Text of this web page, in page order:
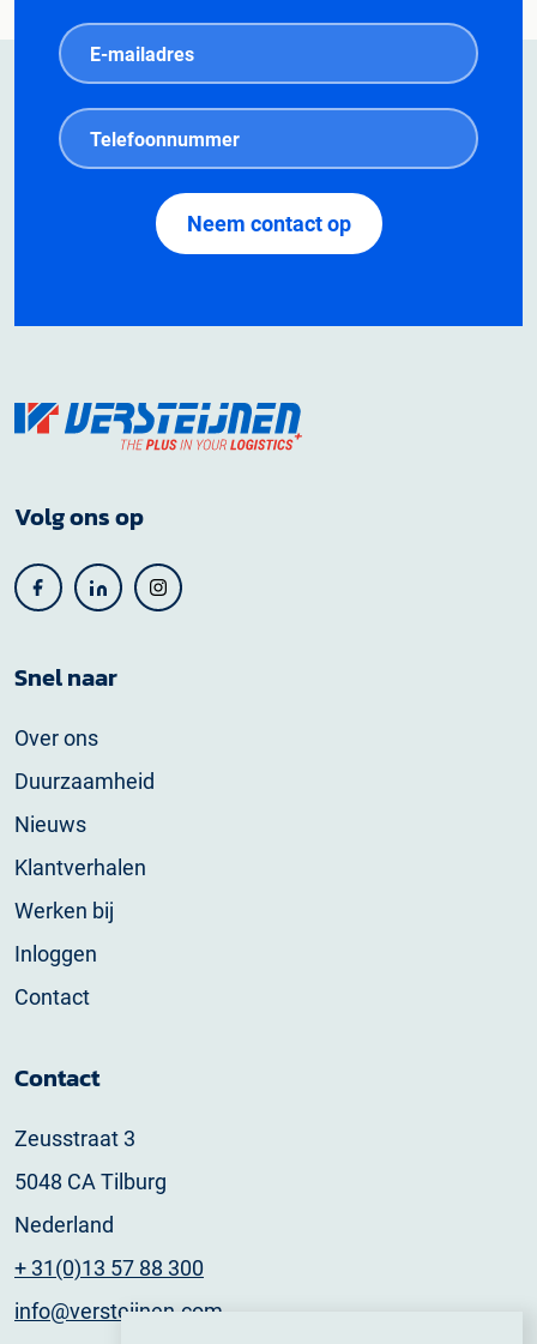
Volg ons op
Snel naar
Over ons
Duurzaamheid
Nieuws
Klantverhalen
Werken bij
Inloggen
Contact
Contact
Zeusstraat 3
5048 CA Tilburg
Nederland
+ 31(0)13 57 88 300
info@versteijnen.com